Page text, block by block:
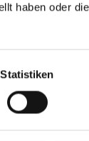
haben oder
Statistiken